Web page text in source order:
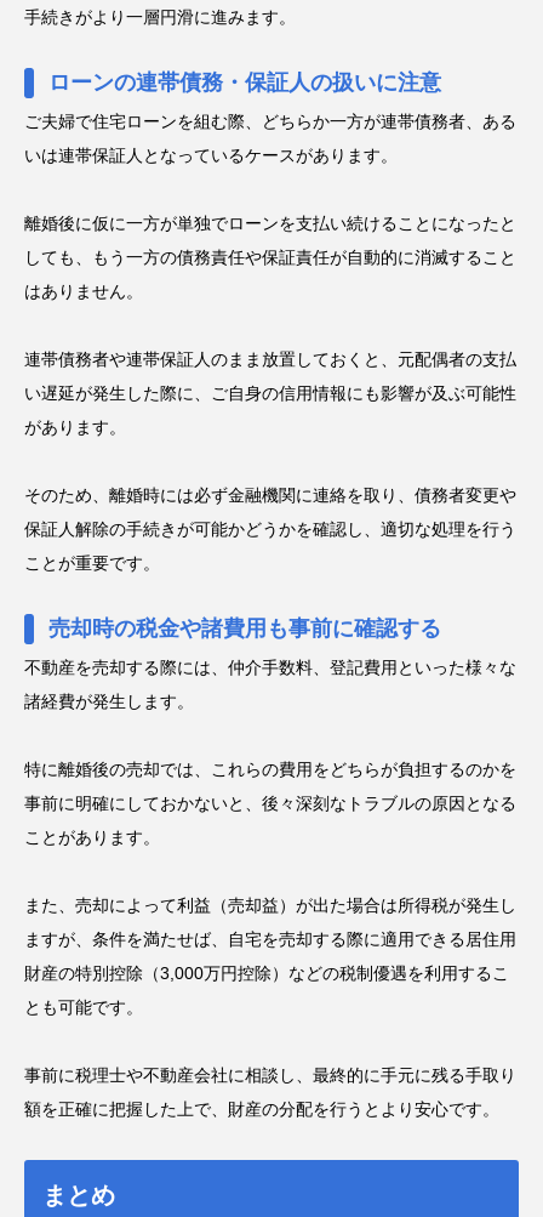
手続きがより一層円滑に進みます。
ローンの連帯債務・保証人の扱いに注意
ご夫婦で住宅ローンを組む際、どちらか一方が連帯債務者、ある
いは連帯保証人となっているケースがあります。
離婚後に仮に一方が単独でローンを支払い続けることになったと
しても、もう一方の債務責任や保証責任が自動的に消滅すること
はありません。
連帯債務者や連帯保証人のまま放置しておくと、元配偶者の支払
い遅延が発生した際に、ご自身の信用情報にも影響が及ぶ可能性
があります。
そのため、離婚時には必ず金融機関に連絡を取り、債務者変更や
保証人解除の手続きが可能かどうかを確認し、適切な処理を行う
ことが重要です。
売却時の税金や諸費用も事前に確認する
不動産を売却する際には、仲介手数料、登記費用といった様々な
諸経費が発生します。
特に離婚後の売却では、これらの費用をどちらが負担するのかを
事前に明確にしておかないと、後々深刻なトラブルの原因となる
ことがあります。
また、売却によって利益（売却益）が出た場合は所得税が発生し
ますが、条件を満たせば、自宅を売却する際に適用できる居住用
財産の特別控除（3,000万円控除）などの税制優遇を利用するこ
とも可能です。
事前に税理士や不動産会社に相談し、最終的に手元に残る手取り
額を正確に把握した上で、財産の分配を行うとより安心です。
まとめ